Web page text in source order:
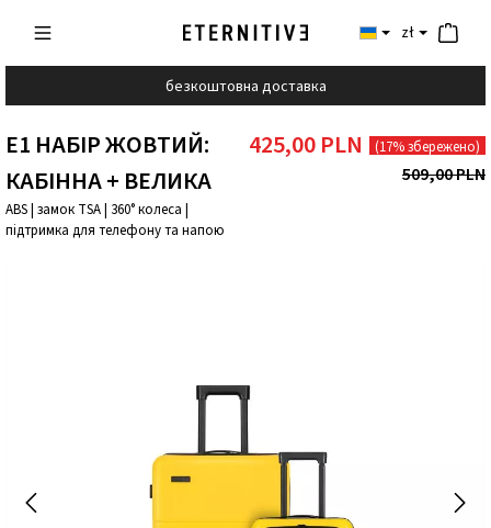
zł
безкоштовна доставка
E1 НАБІР ЖОВТИЙ:
КАБІННА + ВЕЛИКА
ABS | замок TSA | 360° колеса |
підтримка для телефону та напою
425,00 PLN (17% збережено)
509,00 PLN